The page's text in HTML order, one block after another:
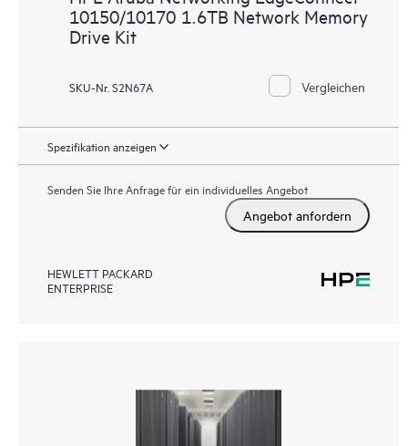
10150/10170 1.6TB Network Memory
Drive Kit
SKU-Nr. S2N67A Vergleichen
Spezifikation anzeigen
Senden Sie Ihre Anfrage für ein individuelles Angebot
Angebot anfordern
HEWLETT PACKARD
ENTERPRISE